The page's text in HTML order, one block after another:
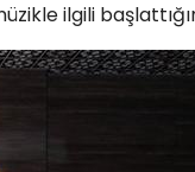
ilgili